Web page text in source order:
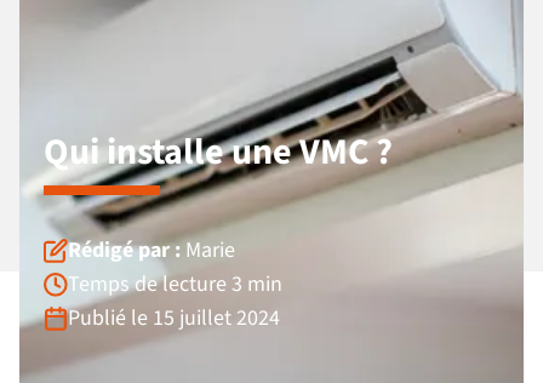
Qui installe une VMC ?
Rédigé par :Marie
Temps de lecture 3 min
Publié le 15 juillet 2024